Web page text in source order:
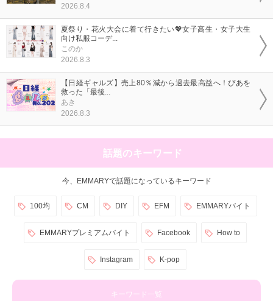
2026.8.4
夏祭り・花火大会に着て行きたい💖女子高生・女子大生
向け私服コーデ...
このか
2026.8.3
【日経ギャルズ】売上80％減から過去最高益へ！ぴあを
救った「最後...
あき
2026.8.3
話題のキーワード
今、EMMARYで話題になっているキーワード
100均 CM DIY EFM EMMARYバイト
EMMARYプレミアムバイト Facebook How to
Instagram K-pop
キーワード一覧